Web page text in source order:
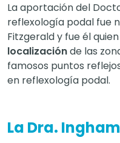
La aportación del
reflexología podal fue
Fitzgerald y fue él
localizaciónde las
famosos puntos
en reflexología podal.
La Dra.